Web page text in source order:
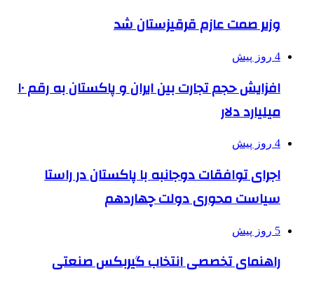
وزیر صمت عازم قرقیزستان شد
4 روز پیش
افزایش حجم تجارت بین ایران و پاکستان به رقم ۱۰
میلیارد دلار
4 روز پیش
اجرای توافقات دوجانبه با پاکستان در راستا
سیاست محوری دولت چهاردهم
5 روز پیش
راهنمای تخصصی انتخاب گیربکس صنعتی